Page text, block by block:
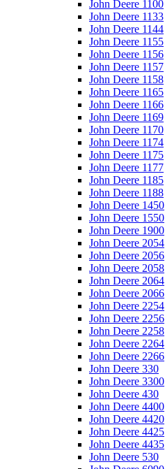
John Deere 1100
John Deere 1133
John Deere 1144
John Deere 1155
John Deere 1156
John Deere 1157
John Deere 1158
John Deere 1165
John Deere 1166
John Deere 1169
John Deere 1170
John Deere 1174
John Deere 1175
John Deere 1177
John Deere 1185
John Deere 1188
John Deere 1450
John Deere 1550
John Deere 1900
John Deere 2054
John Deere 2056
John Deere 2058
John Deere 2064
John Deere 2066
John Deere 2254
John Deere 2256
John Deere 2258
John Deere 2264
John Deere 2266
John Deere 330
John Deere 3300
John Deere 430
John Deere 4400
John Deere 4420
John Deere 4425
John Deere 4435
John Deere 530